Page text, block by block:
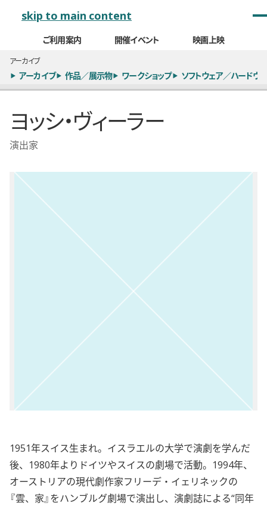
skip to main content
ご利用案内 開催イベント 映画上映
アーカイブ
アーカイブ 作品／展示物 ワークショップ ソフトウェア／ハードウ
ヨッシ・ヴィーラー
演出家
1951年スイス生まれ。イスラエルの大学で演劇を学んだ
後、1980年よりドイツやスイスの劇場で活動。1994年、
オーストリアの現代劇作家フリーデ・イェリネックの
『雲、家』をハンブルグ劇場で演出し、演劇誌による“同年